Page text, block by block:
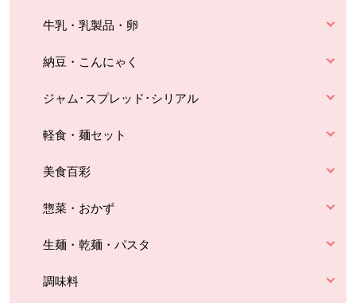
牛乳・乳製品・卵
納豆・こんにゃく
ジャム･スプレッド･シリアル
軽食・麺セット
美食百彩
惣菜・おかず
生麺・乾麺・パスタ
調味料